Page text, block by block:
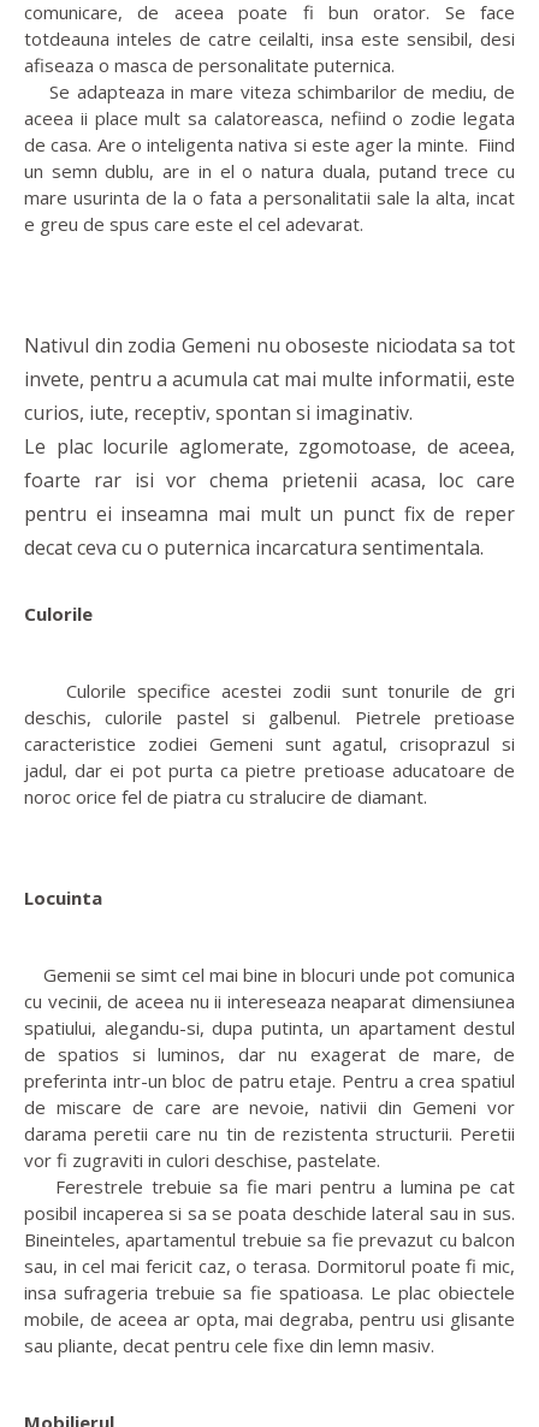
comunicare, de aceea poate fi bun orator. Se face
totdeauna inteles de catre ceilalti, insa este sensibil, desi
afiseaza o masca de personalitate puternica.
Se adapteaza in mare viteza schimbarilor de mediu, de
aceea ii place mult sa calatoreasca, nefiind o zodie legata
de casa. Are o inteligenta nativa si este ager la minte. Fiind
un semn dublu, are in el o natura duala, putand trece cu
mare usurinta de la o fata a personalitatii sale la alta, incat
e greu de spus care este el cel adevarat.
Nativul din zodia Gemeni nu oboseste niciodata sa tot
invete, pentru a acumula cat mai multe informatii, este
curios, iute, receptiv, spontan si imaginativ.
Le plac locurile aglomerate, zgomotoase, de aceea,
foarte rar isi vor chema prietenii acasa, loc care
pentru ei inseamna mai mult un punct fix de reper
decat ceva cu o puternica incarcatura sentimentala.
Culorile
Culorile specifice acestei zodii sunt tonurile de gri
deschis, culorile pastel si galbenul. Pietrele pretioase
caracteristice zodiei Gemeni sunt agatul, crisoprazul si
jadul, dar ei pot purta ca pietre pretioase aducatoare de
noroc orice fel de piatra cu stralucire de diamant.
Locuinta
Gemenii se simt cel mai bine in blocuri unde pot comunica
cu vecinii, de aceea nu ii intereseaza neaparat dimensiunea
spatiului, alegandu-si, dupa putinta, un apartament destul
de spatios si luminos, dar nu exagerat de mare, de
preferinta intr-un bloc de patru etaje. Pentru a crea spatiul
de miscare de care are nevoie, nativii din Gemeni vor
darama peretii care nu tin de rezistenta structurii. Peretii
vor fi zugraviti in culori deschise, pastelate.
Ferestrele trebuie sa fie mari pentru a lumina pe cat
posibil incaperea si sa se poata deschide lateral sau in sus.
Bineinteles, apartamentul trebuie sa fie prevazut cu balcon
sau, in cel mai fericit caz, o terasa. Dormitorul poate fi mic,
insa sufrageria trebuie sa fie spatioasa. Le plac obiectele
mobile, de aceea ar opta, mai degraba, pentru usi glisante
sau pliante, decat pentru cele fixe din lemn masiv.
Mobilierul